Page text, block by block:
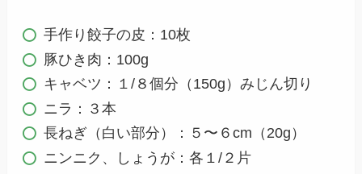
手作り餃子の皮：10枚
豚ひき肉：100g
キャベツ：１/８個分（150g）みじん切り
ニラ：３本
長ねぎ（白い部分）：５〜６cm（20g）
ニンニク、しょうが：各１/２片